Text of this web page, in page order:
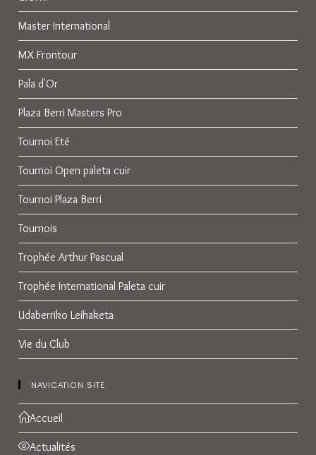
Master International
MX Frontour
Pala d'Or
Plaza Berri Masters Pro
Tournoi Eté
Tournoi Open paleta cuir
Tournoi Plaza Berri
Tournois
Trophée Arthur Pascual
Trophée International Paleta cuir
Udaberriko Leihaketa
Vie du Club
NAVIGATION SITE
Accueil
Actualités